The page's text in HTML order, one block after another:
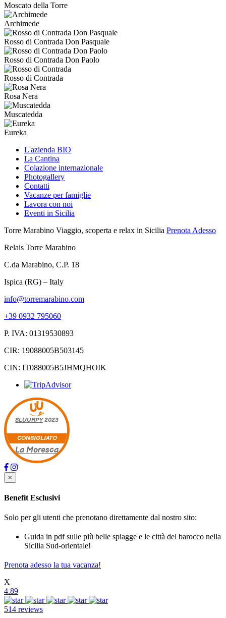
Moscato della Torre
Archimede
Rosso di Contrada Don Pasquale
Rosso di Contrada Don Paolo
Rosso di Contrada
Rosa Nera
Muscatedda
Eureka
L'azienda BIO
La Cantina
Colazione internazionale
Photogallery
Contatti
Vacanze per famiglie
Lavora con noi
Eventi in Sicilia
Torre Marabino Viaggio, scoperta e relax in Sicilia Prenota Adesso
Relais Torre Marabino
C.da Marabino, C.P. 18
Ispica (RG) – Italy
info@torremarabino.com
+39 0932 795060
P. IVA: 01319530893
CIR: 19088005B503145
CIN: IT088005B5JHMQHOIK
SLUURPY2023
CONSIGLIATO
La Moresca
×
Benefit Esclusivi
Solo per gli utenti che prenotano direttamente dal nostro sito:
Guida in pdf sulle più belle spiagge e le città del barocco nella
Sicilia Sud-orientale!
Prenota adesso la tua vacanza!
X
4.89
514 reviews